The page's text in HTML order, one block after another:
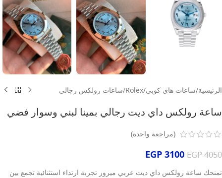
الرئيسية/ساعات هاي كوبي/
Rolex
/ساعات رولكس رجالي
ساعة رولكس داي ديت رجالي بمينا لبني وسوار فضي
(مراجعة واحدة)
EGP4050
EGP 3100
تمنحك ساعة رولكس داي ديت عربي ميرور تجربة ارتداء استثنائية تجمع بين